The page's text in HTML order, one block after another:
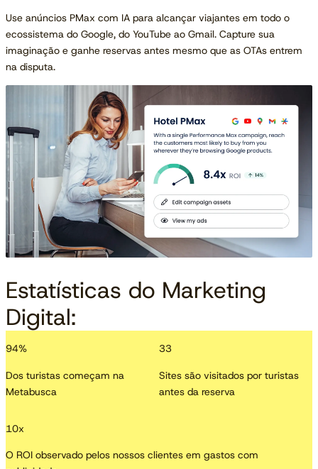
Use anúncios PMax com IA para alcançar viajantes em todo o
ecossistema do Google, do YouTube ao Gmail. Capture sua
imaginação e ganhe reservas antes mesmo que as OTAs entrem
na disputa.
Estatísticas do Marketing
Digital:
94%
Dos turistas começam na
Metabusca
33
Sites são visitados por turistas
antes da reserva
10x
O ROI observado pelos nossos clientes em gastos com